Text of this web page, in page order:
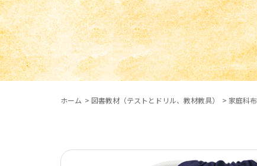
ホーム 図書教材（テストとドリル、教材教具） 家庭科